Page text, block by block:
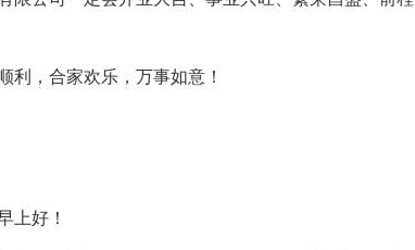
利，合家欢乐，万事如意！
上好！